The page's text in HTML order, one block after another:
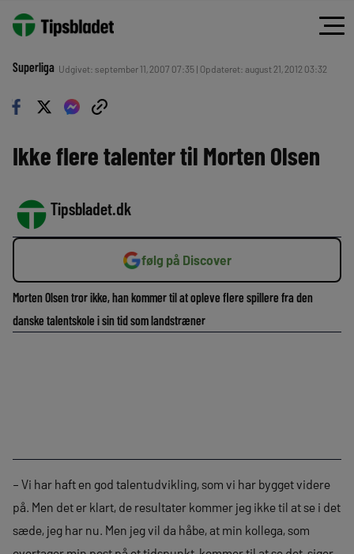
Superliga Udgivet: september 11, 2007 07:35 | Opdateret: august 21, 2012 03:32
Ikke flere talenter til Morten Olsen
Tipsbladet.dk
følg på Discover
Morten Olsen tror ikke, han kommer til at opleve flere spillere fra den
danske talentskole i sin tid som landstræner
– Vi har haft en god talentudvikling, som vi har bygget videre
på. Men det er klart, de resultater kommer jeg ikke til at se i det
sæde, jeg har nu. Men jeg vil da håbe, at min kollega, som